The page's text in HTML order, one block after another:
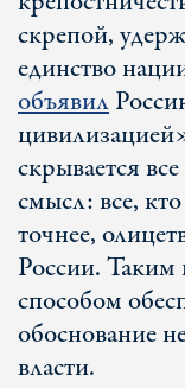
скрепой,
единство
объявил
скрывается
смысл: все,
точнее,
России.
способом
обоснование
власти.